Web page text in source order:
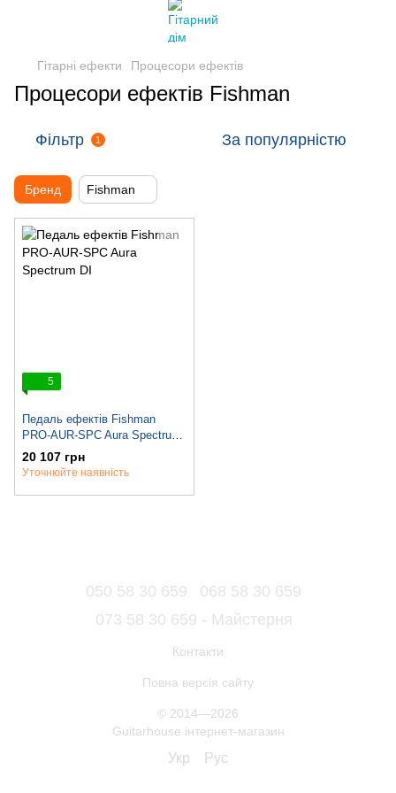
Гітарні ефекти Процесори ефектів
Процесори ефектів Fishman
Фільтр 1 За популярністю
Бренд Fishman
5
Педаль ефектів Fishman
PRO-AUR-SPC Aura Spectrum
DI
20 107 грн
Уточнюйте наявність
050 58 30 659
068 58 30 659
073 58 30 659 - Майстерня
Контакти
Повна версія сайту
© 2014—2026
Guitarhouse інтернет-магазин
Укр Рус